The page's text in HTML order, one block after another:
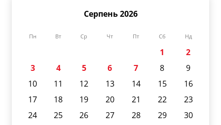
Серпень 2026
Пн Вт Ср Чт Пт Сб Нд
1
2
3
4 5 6 7 8
9
10
11 12 13 14 15
16
17
18 19 20 21 22
23
24
25 26 27 28 29
30